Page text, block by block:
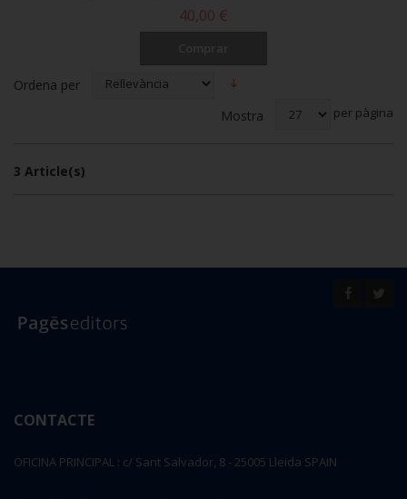
40,00 €
Ordena per
Mostra
per pàgina
3 Article(s)
CONTACTE
OFICINA PRINCIPAL : c/ Sant Salvador, 8 - 25005 Lleida SPAIN